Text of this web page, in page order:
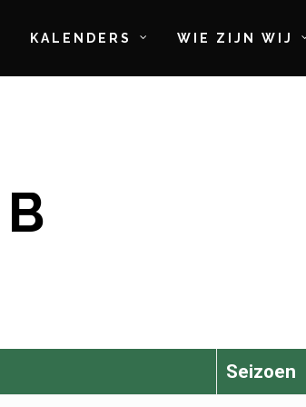
KALENDERS WIE ZIJN WIJ
Seizoen